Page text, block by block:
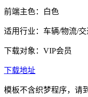
前端主色：白色
适用行业：车辆/物流/
下载对象：VIP会员
下载地址
模板不含织梦程序，请